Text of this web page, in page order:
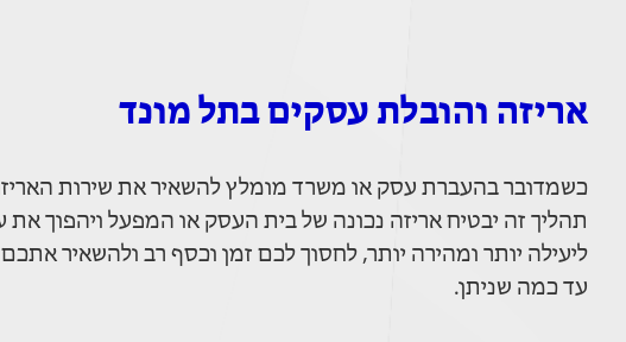
אריזה והובלת עסקים בתל מונד
כשמדובר בהעברת עסק או משרד מומלץ להשאיר את שירות
תהליך זה יבטיח אריזה נכונה של בית העסק או המפעל ויהפוך את
ליעילה יותר ומהירה יותר, לחסוך לכם זמן וכסף רב ולהשאיר
עד כמה שניתן.